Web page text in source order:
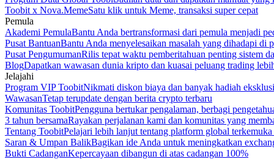
Toobit x Nova.MemeSatu klik untuk Meme, transaksi super cepat
Pemula
Akademi PemulaBantu Anda bertransformasi dari pemula menjadi
Pusat BantuanBantu Anda menyelesaikan masalah yang dihadapi di
Pusat PengumumanRilis tepat waktu pemberitahuan penting sistem
BlogDapatkan wawasan dunia kripto dan kuasai peluang trading
Jelajahi
Program VIP ToobitNikmati diskon biaya dan banyak hadiah
WawasanTetap terupdate dengan berita crypto terbaru
Komunitas ToobitPengguna bertukar pengalaman, berbagi
3 tahun bersamaRayakan perjalanan kami dan komunitas yang
Tentang ToobitPelajari lebih lanjut tentang platform global
Saran & Umpan BalikBagikan ide Anda untuk meningkatkan
Bukti CadanganKepercayaan dibangun di atas cadangan 100%